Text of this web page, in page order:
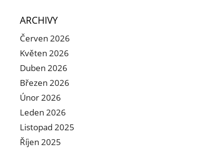
ARCHIVY
Červen 2026
Květen 2026
Duben 2026
Březen 2026
Únor 2026
Leden 2026
Listopad 2025
Říjen 2025